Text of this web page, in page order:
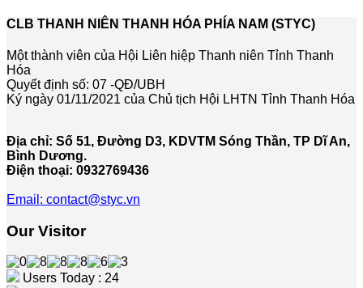
CLB THANH NIÊN THANH HÓA PHÍA NAM (STYC)
Một thành viên của Hội Liên hiệp Thanh niên Tỉnh Thanh
Hóa
Quyết định số: 07 -QĐ/UBH
Ký ngày 01/11/2021 của Chủ tịch Hội LHTN Tỉnh Thanh Hóa
Địa chỉ: Số 51, Đường D3, KDVTM Sóng Thần, TP Dĩ An,
Bình Dương.
Điện thoại: 0932769436
Email: contact@styc.vn
Our Visitor
Users Today : 24